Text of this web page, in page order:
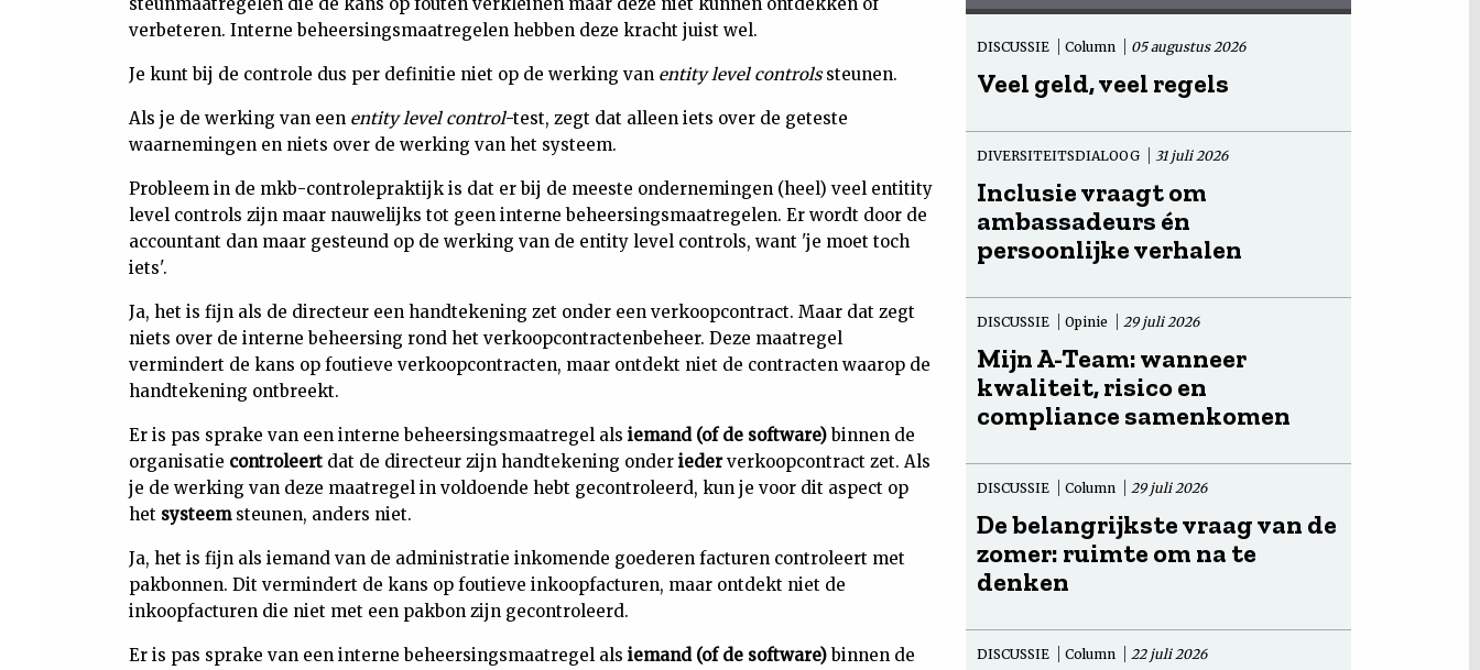
verbeteren. Interne beheersingsmaatregelen hebben deze kracht juist wel.
Je kunt bij de controle dus per definitie niet op de werking van entity level controlssteunen.
Als je de werking van een entity level control-test, zegt dat alleen iets over de geteste
waarnemingen en niets over de werking van het systeem.
Probleem in de mkb-controlepraktijk is dat er bij de meeste ondernemingen (heel) veel entitity
level controls zijn maar nauwelijks tot geen interne beheersingsmaatregelen. Er wordt door de
accountant dan maar gesteund op de werking van de entity level controls, want 'je moet toch
iets'.
Ja, het is fijn als de directeur een handtekening zet onder een verkoopcontract. Maar dat zegt
niets over de interne beheersing rond het verkoopcontractenbeheer. Deze maatregel
vermindert de kans op foutieve verkoopcontracten, maar ontdekt niet de contracten waarop de
handtekening ontbreekt.
Er is pas sprake van een interne beheersingsmaatregel als iemand (of de software)binnen de
organisatie controleert dat de directeur zijn handtekening onder iederverkoopcontract zet. Als
je de werking van deze maatregel in voldoende hebt gecontroleerd, kun je voor dit aspect op
het systeemsteunen, anders niet.
Ja, het is fijn als iemand van de administratie inkomende goederen facturen controleert met
pakbonnen. Dit vermindert de kans op foutieve inkoopfacturen, maar ontdekt niet de
inkoopfacturen die niet met een pakbon zijn gecontroleerd.
Er is pas sprake van een interne beheersingsmaatregel als iemand (of de software)binnen de
DISCUSSIE Column 05 augustus 2026
Veel geld, veel regels
DIVERSITEITSDIALOOG 31 juli 2026
Inclusie vraagt om
ambassadeurs én
persoonlijke verhalen
DISCUSSIE Opinie 29 juli 2026
Mijn A-Team: wanneer
kwaliteit, risico en
compliance samenkomen
DISCUSSIE Column 29 juli 2026
De belangrijkste vraag van de
zomer: ruimte om na te
denken
DISCUSSIE Column 22 juli 2026